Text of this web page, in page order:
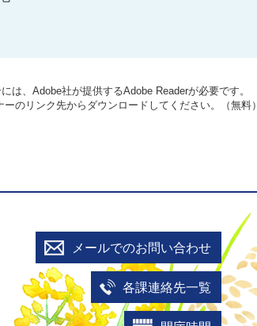
は、Adobe社が提供するAdobe Readerが必要です。
のリンク先からダウンロードしてください。（無料）
メールでのお問い合わせ
各課連絡先一覧